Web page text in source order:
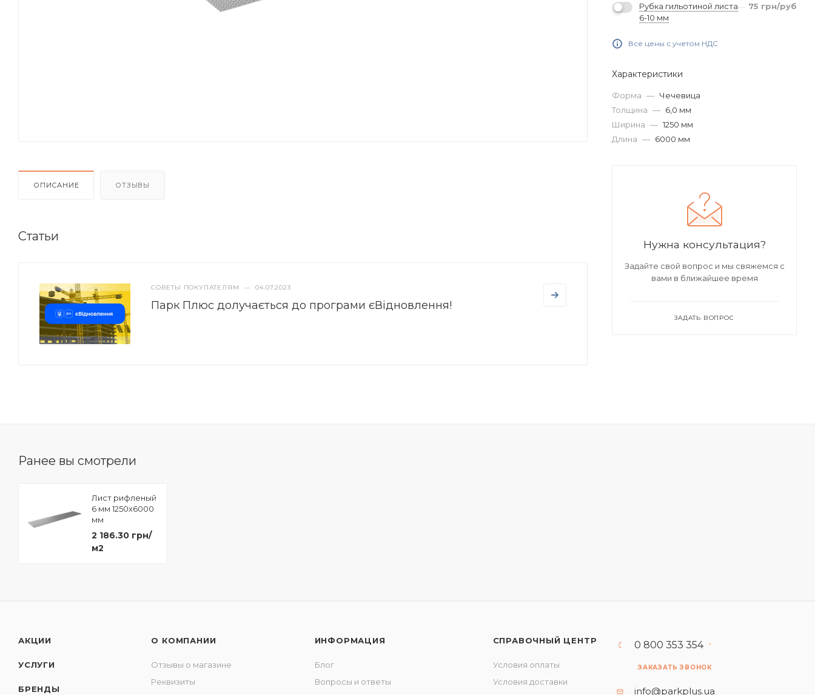
ОПИСАНИЕ ОТЗЫВЫ
Статьи
СОВЕТЫ ПОКУПАТЕЛЯМ — 04.07.2023
Парк Плюс долучається до програми єВідновлення!
Рубка гильотиной листа
6-10 мм
75 грн/руб
Все цены с учетом НДС
Характеристики
Форма — Чечевица
Толщина — 6,0 мм
Ширина — 1250 мм
Длина — 6000 мм
Нужна консультация?
Задайте свой вопрос и мы свяжемся с
вами в ближайшее время
ЗАДАТЬ ВОПРОС
Ранее вы смотрели
Лист рифленый
6 мм 1250х6000
мм
2 186.30 грн/
м2
АКЦИИ
УСЛУГИ
БРЕНДЫ
О КОМПАНИИ
Отзывы о магазине
Реквизиты
ИНФОРМАЦИЯ
Блог
Вопросы и ответы
СПРАВОЧНЫЙ ЦЕНТР
Условия оплаты
Условия доставки
0 800 353 354
ЗАКАЗАТЬ ЗВОНОК
info@parkplus.ua